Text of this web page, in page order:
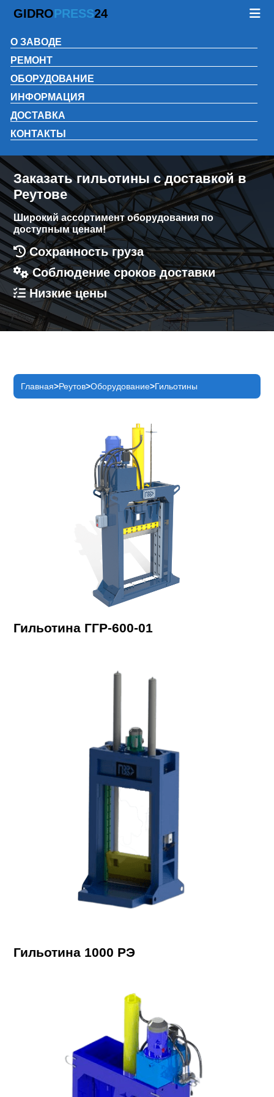
GIDROPRESS24
О ЗАВОДЕ
РЕМОНТ
ОБОРУДОВАНИЕ
ИНФОРМАЦИЯ
ДОСТАВКА
КОНТАКТЫ
Заказать гильотины с доставкой в
Реутове
Широкий ассортимент оборудования по
доступным ценам!
Сохранность груза
Соблюдение сроков доставки
Низкие цены
Главная Реутов Оборудование Гильотины
Гильотина ГГР-600-01
Гильотина 1000 РЭ